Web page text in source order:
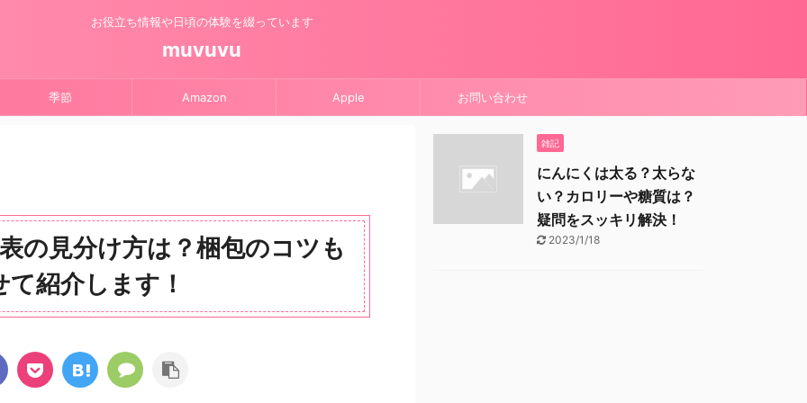
お役立ち情報や日頃の体験を綴っています
muvuvu
季節 Amazon Apple お問い合わせ
の見分け方は？梱包のコツも
て紹介します！
雑記
にんにくは太る？太らな
い？カロリーや糖質は？
疑問をスッキリ解決！
2023/1/18